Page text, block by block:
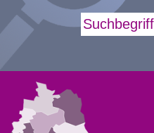
Suchbegriff